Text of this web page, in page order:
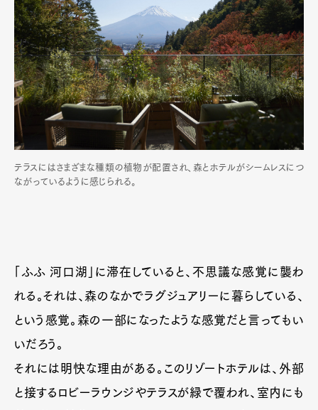
テラスにはさまざまな種類の植物が配置され、森とホテルがシームレスにつ
ながっているように感じられる。
「ふふ 河口湖」に滞在していると、不思議な感覚に襲わ
れる。それは、森のなかでラグジュアリーに暮らしている、
という感覚。森の一部になったような感覚だと言ってもい
いだろう。
それには明快な理由がある。このリゾートホテルは、外部
と接するロビーラウンジやテラスが緑で覆われ、室内にも